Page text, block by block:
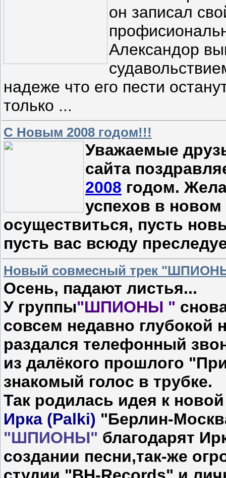
он записал
Александор
надеже что его пести
только ...
С Новым 2008 годом!!!
Уважаемые
сайта
2008 годом.
успехов в новом
осуществиться, пусть
пусть вас всюду
Новый совмесный трек
Осень, падают листья...
У группы"ШПИОНЫ "
совсем недавно глубокой
раздался телефонный
из далёкого прошлого
знакомый голос в трубке.
Так родилась идея к
Ирка (Palki) "Берлин-
"ШПИОНЫ" благодарят
создании песни,так-же